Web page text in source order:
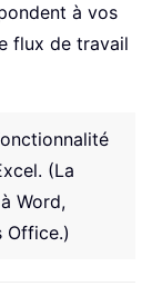
à vos
flux de travail
(La
Word,
Office.)